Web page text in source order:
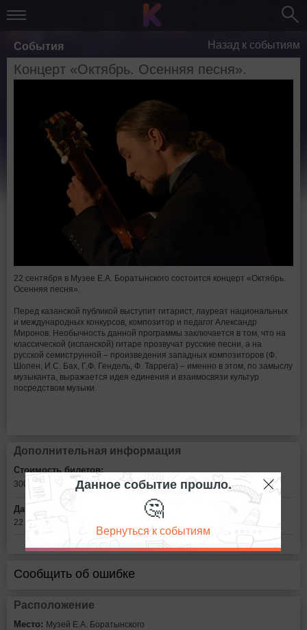
События Назад к событиям
Концерт «Октябрь. Осенняя песня».
22 сентября в Музее Е.А. Боратынского состоится концерт «Октябрь.
Осенняя песня».
Перед казанской публикой выступит гитарист, лауреат национальных
и международных конкурсов, композитор и педагог Александр
Миронов. Необычность данной программы заключается в том, что на
классической (испанской) гитаре прозвучат русские песни, а на
русской семиструнной – произведения западных композиторов (Ф.
Шопен, И.С. Бах, Г.Ф. Гендель, Ф. Таррега) – именно в этом, по замыслу
музыканта, выражается идея единения и взаимосвязи культур
посредством музыки.
Дополнительная информация
Стоимость билетов:
300 рублей
Дата:
22 сентября в 19:00
Сообщить об ошибке
Расположение
Место: Музей Е.А. Боратынского
Данное событие прошло.
🤔
Вернуться к событиям